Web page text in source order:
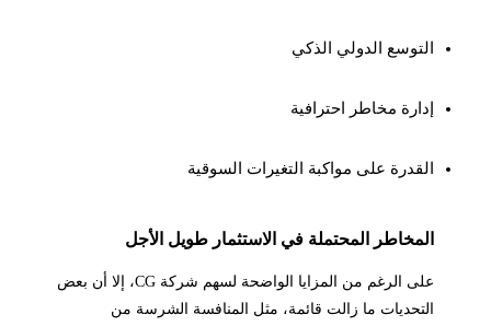
التوسع الدولي الذكي
إدارة مخاطر احترافية
القدرة على مواكبة التغيرات السوقية
المخاطر المحتملة في الاستثمار طويل الأجل
على الرغم من المزايا الواضحة لسهم شركة CG، إلا أن بعض
التحديات ما زالت قائمة، مثل المنافسة الشرسة من